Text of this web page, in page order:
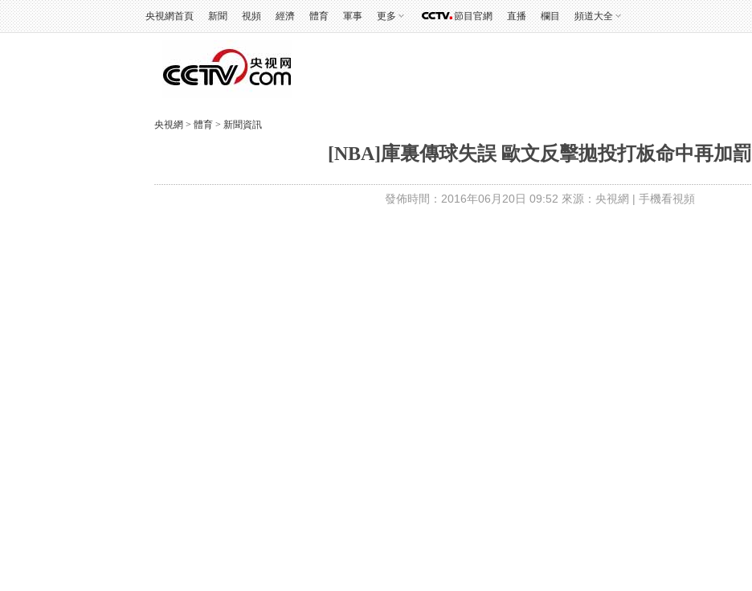
央視網首頁 新聞 視頻 經濟 體育 軍事 更多 節目官網 直播 欄目 頻道大全
央視網 > 體育 > 新聞資訊
[NBA]庫裏傳球失誤 歐文反擊拋投打板命中再加罰
發佈時間：2016年06月20日 09:52 來源：央視網 | 手機看視頻